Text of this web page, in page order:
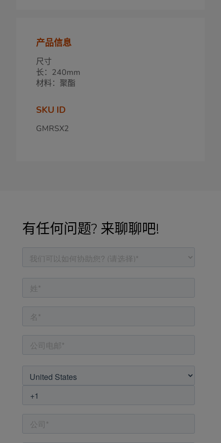
产品信息
尺寸
长：240mm
材料：聚酯
SKU ID
GMRSX2
有任何问题? 来聊聊吧!